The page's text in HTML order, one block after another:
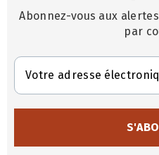
Abonnez-vous aux
par